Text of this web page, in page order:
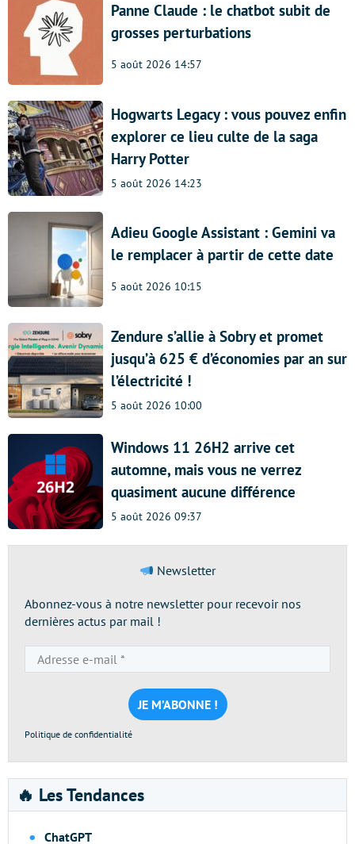
Panne Claude : le chatbot subit de
grosses perturbations
5 août 2026 14:57
Hogwarts Legacy : vous pouvez enfin
explorer ce lieu culte de la saga
Harry Potter
5 août 2026 14:23
Adieu Google Assistant : Gemini va
le remplacer à partir de cette date
5 août 2026 10:15
Zendure s’allie à Sobry et promet
jusqu’à 625 € d’économies par an sur
l’électricité !
5 août 2026 10:00
Windows 11 26H2 arrive cet
automne, mais vous ne verrez
quasiment aucune différence
5 août 2026 09:37
Newsletter
Abonnez-vous à notre newsletter pour recevoir nos
dernières actus par mail !
e-
mail
*
Politique de confidentialité
🔥 Les Tendances
ChatGPT